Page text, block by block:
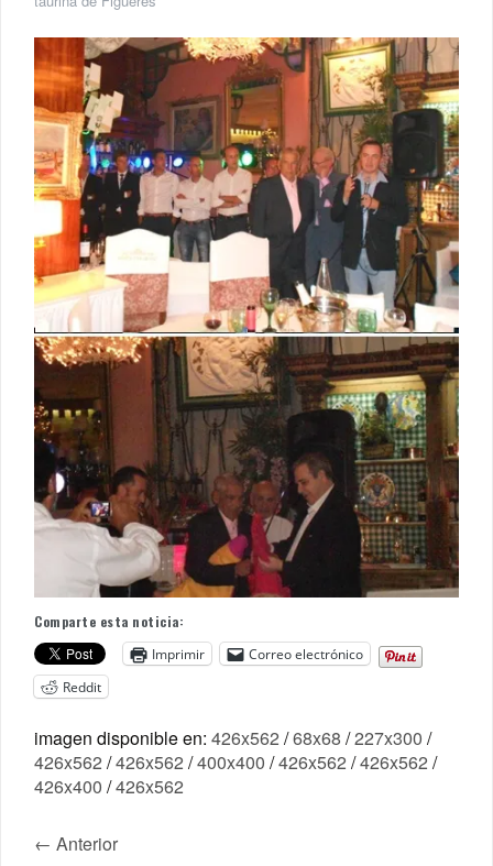
Comparte esta noticia:
Imprimir
Correo electrónico
Reddit
imagen disponible en: 426x562 /68x68 /227x300 /
426x562 /426x562 /400x400 /426x562 /426x562 /
426x400 /426x562
← Anterior